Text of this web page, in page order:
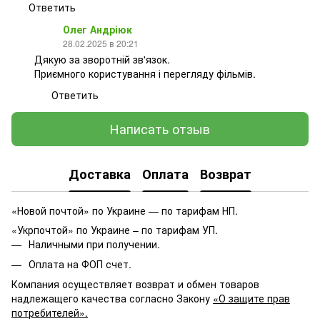
Ответить
Олег Андріюк
28.02.2025 в 20:21
Дякую за зворотній зв'язок.
Приємного користування і перегляду фільмів.
Ответить
Написать отзыв
Доставка Оплата Возврат
«Новой почтой» по Украине — по тарифам НП.
«Укрпочтой» по Украине – по тарифам УП.
Наличными при получении.
Оплата на ФОП счет.
Компания осуществляет возврат и обмен товаров
надлежащего качества согласно Закону «О защите прав
потребителей».